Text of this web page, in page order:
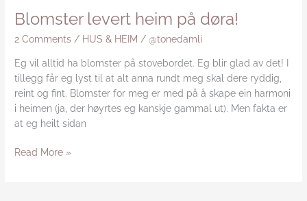
Blomster levert heim på døra!
2 Comments / HUS & HEIM /@tonedamli
Eg vil alltid ha blomster på stovebordet. Eg blir glad av det! I
tillegg får eg lyst til at alt anna rundt meg skal dere ryddig,
reint og fint. Blomster for meg er med på å skape ein harmoni
i heimen (ja, der høyrtes eg kanskje gammal ut). Men fakta er
at eg heilt sidan
Read More »